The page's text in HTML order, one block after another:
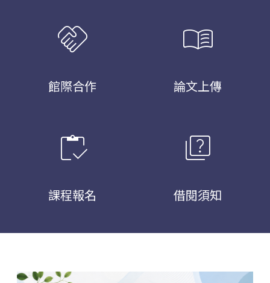
handshake
館際合作
menu_book
論文上傳
inventory
課程報名
quiz
借閱須知